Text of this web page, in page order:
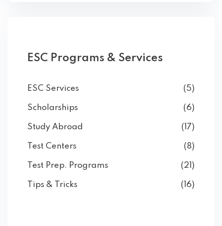
ESC Programs & Services
ESC Services (5)
Scholarships (6)
Study Abroad (17)
Test Centers (8)
Test Prep. Programs (21)
Tips & Tricks (16)